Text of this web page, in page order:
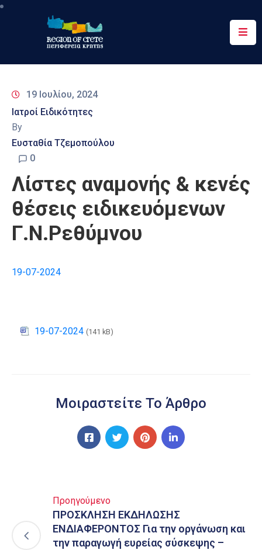
Περιφέρεια
&
Δράσεις
Ψηφιακές
Υπηρεσίες
Επικοινωνία
19 Ιουλίου, 2024
Ιατροί Ειδικότητες
By
Ευσταθία Τζεμοπούλου
0
Λίστες αναμονής & κενές
θέσεις ειδικευόμενων
Γ.Ν.Ρεθύμνου
19-07-2024
19-07-2024 (141 kB)
Μοιραστείτε Το Άρθρο
Προηγούμενο
ΠΡΟΣΚΛΗΣΗ ΕΚΔΗΛΩΣΗΣ
ΕΝΔΙΑΦΕΡΟΝΤΟΣ Για την οργάνωση και
την παραγωγή ευρείας σύσκεψης –